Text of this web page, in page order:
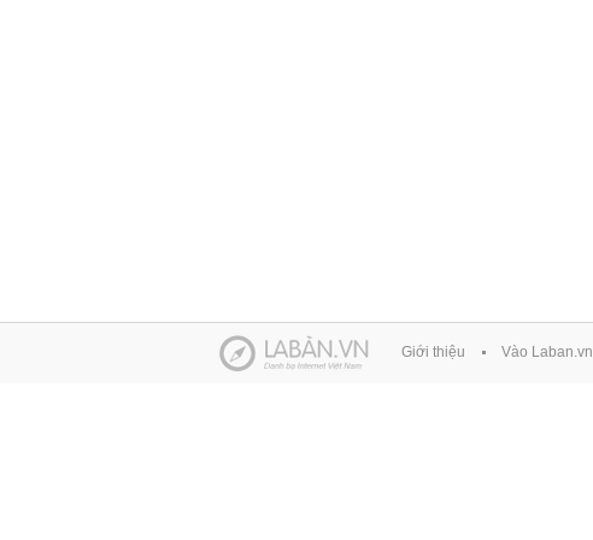
Giới thiệu Vào Laban.vn